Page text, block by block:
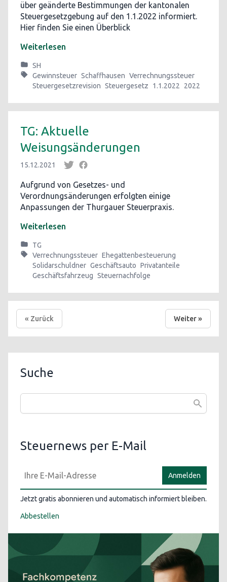
über geänderte Bestimmungen der kantonalen
Steuergesetzgebung auf den 1.1.2022 informiert.
Hier finden Sie einen Überblick
Weiterlesen
SH
Gewinnsteuer Schaffhausen Verrechnungssteuer
Steuergesetzrevision Steuergesetz 1.1.2022 2022
TG: Aktuelle
Weisungsänderungen
15.12.2021
Aufgrund von Gesetzes- und
Verordnungsänderungen erfolgten einige
Anpassungen der Thurgauer Steuerpraxis.
Weiterlesen
TG
Verrechnungssteuer Ehegattenbesteuerung
Solidarschuldner Geschäftsauto Privatanteile
Geschäftsfahrzeug Steuernachfolge
« Zurück Weiter »
Suche
Steuernews per E-Mail
Anmelden
Jetzt gratis abonnieren und automatisch informiert bleiben.
Abbestellen